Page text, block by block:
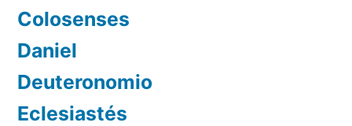
Colosenses
Daniel
Deuteronomio
Eclesiastés